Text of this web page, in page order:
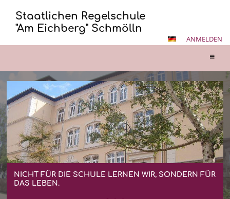
Staatlichen Regelschule
"Am Eichberg" Schmölln
ANMELDEN
Startseite
NICHT FÜR DIE SCHULE LERNEN WIR, SONDERN FÜR
DAS LEBEN.